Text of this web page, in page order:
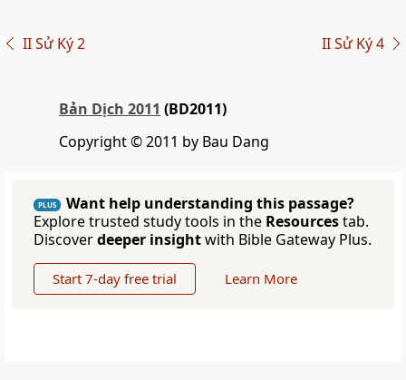
II Sử Ký 2 II Sử Ký 4
Bản Dịch 2011 (BD2011)
Copyright © 2011 by Bau Dang
PLUS
Want help understanding this passage?
Explore trusted study tools in the Resourcestab.
Discoverdeeper insightwith Bible Gateway Plus.
Start 7-day free trial Learn More